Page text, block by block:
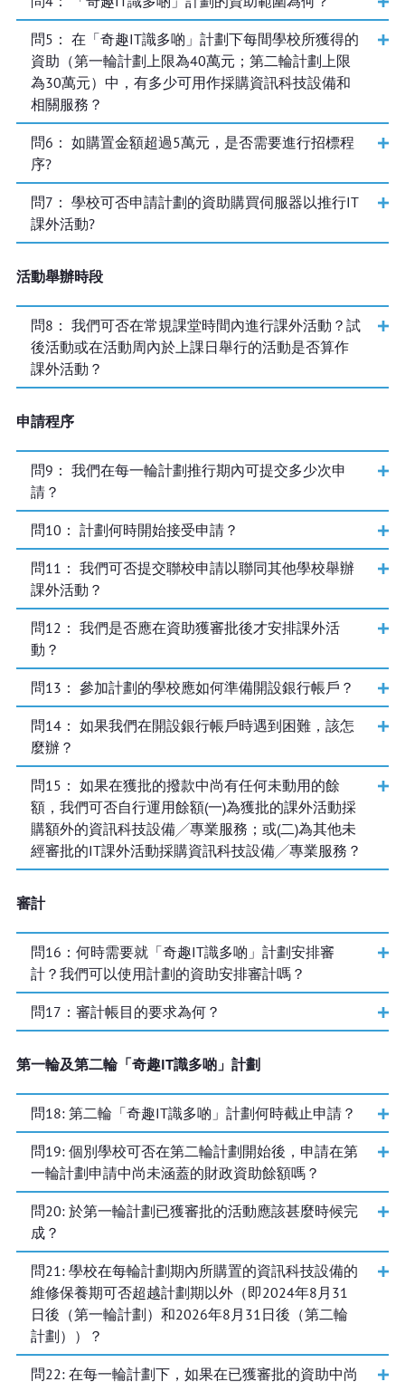
問5 ： 在「奇趣IT識多啲」計劃下每間學校所獲得的
資助（第一輪計劃上限為40萬元；第二輪計劃上限
為30萬元）中，有多少可用作採購資訊科技設備和
相關服務？
問6 ： 如購置金額超過5萬元，是否需要進行招標程
序?
問7 ： 學校可否申請計劃的資助購買伺服器以推行IT
課外活動?
活動舉辦時段
問8 ： 我們可否在常規課堂時間內進行課外活動？試
後活動或在活動周內於上課日舉行的活動是否算作
課外活動？
申請程序
問9 ： 我們在每一輪計劃推行期內可提交多少次申
請？
問10 ： 計劃何時開始接受申請？
問11 ： 我們可否提交聯校申請以聯同其他學校舉辦
課外活動？
問12 ： 我們是否應在資助獲審批後才安排課外活
動？
問13 ： 參加計劃的學校應如何準備開設銀行帳戶？
問14： 如果我們在開設銀行帳戶時遇到困難，該怎
麼辦？
問15 ： 如果在獲批的撥款中尚有任何未動用的餘
額，我們可否自行運用餘額(一)為獲批的課外活動採
購額外的資訊科技設備╱專業服務；或(二)為其他未
經審批的IT課外活動採購資訊科技設備╱專業服務？
審計
問16 ：何時需要就「奇趣IT識多啲」計劃安排審
計？我們可以使用計劃的資助安排審計嗎？
問17 ：審計帳目的要求為何？
第一輪及第二輪「奇趣IT識多啲」計劃
問18: 第二輪「奇趣IT識多啲」計劃何時截止申請？
問19: 個別學校可否在第二輪計劃開始後，申請在第
一輪計劃申請中尚未涵蓋的財政資助餘額嗎？
問20: 於第一輪計劃已獲審批的活動應該甚麼時候完
成？
問21: 學校在每輪計劃期內所購置的資訊科技設備的
維修保養期可否超越計劃期以外（即2024年8月31
日後（第一輪計劃）和2026年8月31日後（第二輪
計劃））？
問22: 在每一輪計劃下，如果在已獲審批的資助中尚